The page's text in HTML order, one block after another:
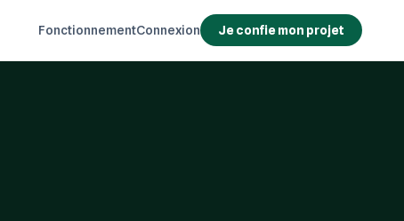
FonctionnementConnexion Je confie mon projet